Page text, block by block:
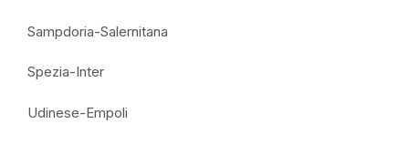
Sampdoria-Salernitana
Spezia-Inter
Udinese-Empoli